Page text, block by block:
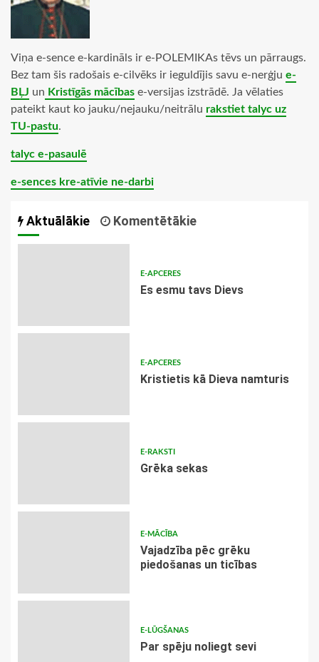
Viņa e-sence e-kardināls ir e-POLEMIKAs tēvs un pārraugs.
Bez tam šis radošais e-cilvēks ir ieguldījis savu e-nerģju e-
BĻJ un Kristīgās mācības e-versijas izstrādē. Ja vēlaties
pateikt kaut ko jauku/nejauku/neitrālu rakstiet talyc uz
TU-pastu.
talyc e-pasaulē
e-sences kre-atīvie ne-darbi
Aktuālākie Komentētākie
E-APCERES
Es esmu tavs Dievs
E-APCERES
Kristietis kā Dieva namturis
E-RAKSTI
Grēka sekas
E-MĀCĪBA
Vajadzība pēc grēku
piedošanas un ticības
E-LŪGŠANAS
Par spēju noliegt sevi